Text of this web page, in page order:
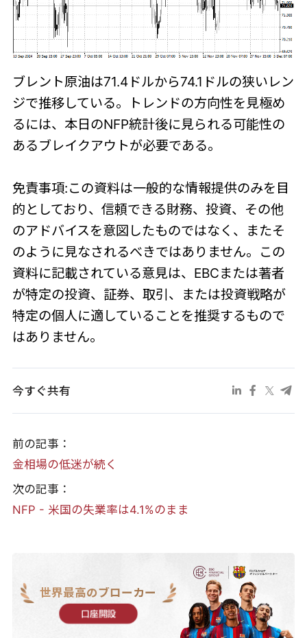
ブレント原油は71.4ドルから74.1ドルの狭いレン
ジで推移している。トレンドの方向性を見極め
るには、本日のNFP統計後に見られる可能性の
あるブレイクアウトが必要である。
免責事項:この資料は一般的な情報提供のみを目
的としており、信頼できる財務、投資、その他
のアドバイスを意図したものではなく、またそ
のように見なされるべきではありません。この
資料に記載されている意見は、EBCまたは著者
が特定の投資、証券、取引、または投資戦略が
特定の個人に適していることを推奨するもので
はありません。
今すぐ共有
前の記事：
金相場の低迷が続く
次の記事：
NFP - 米国の失業率は4.1%のまま
世界最高のブローカー
口座開設